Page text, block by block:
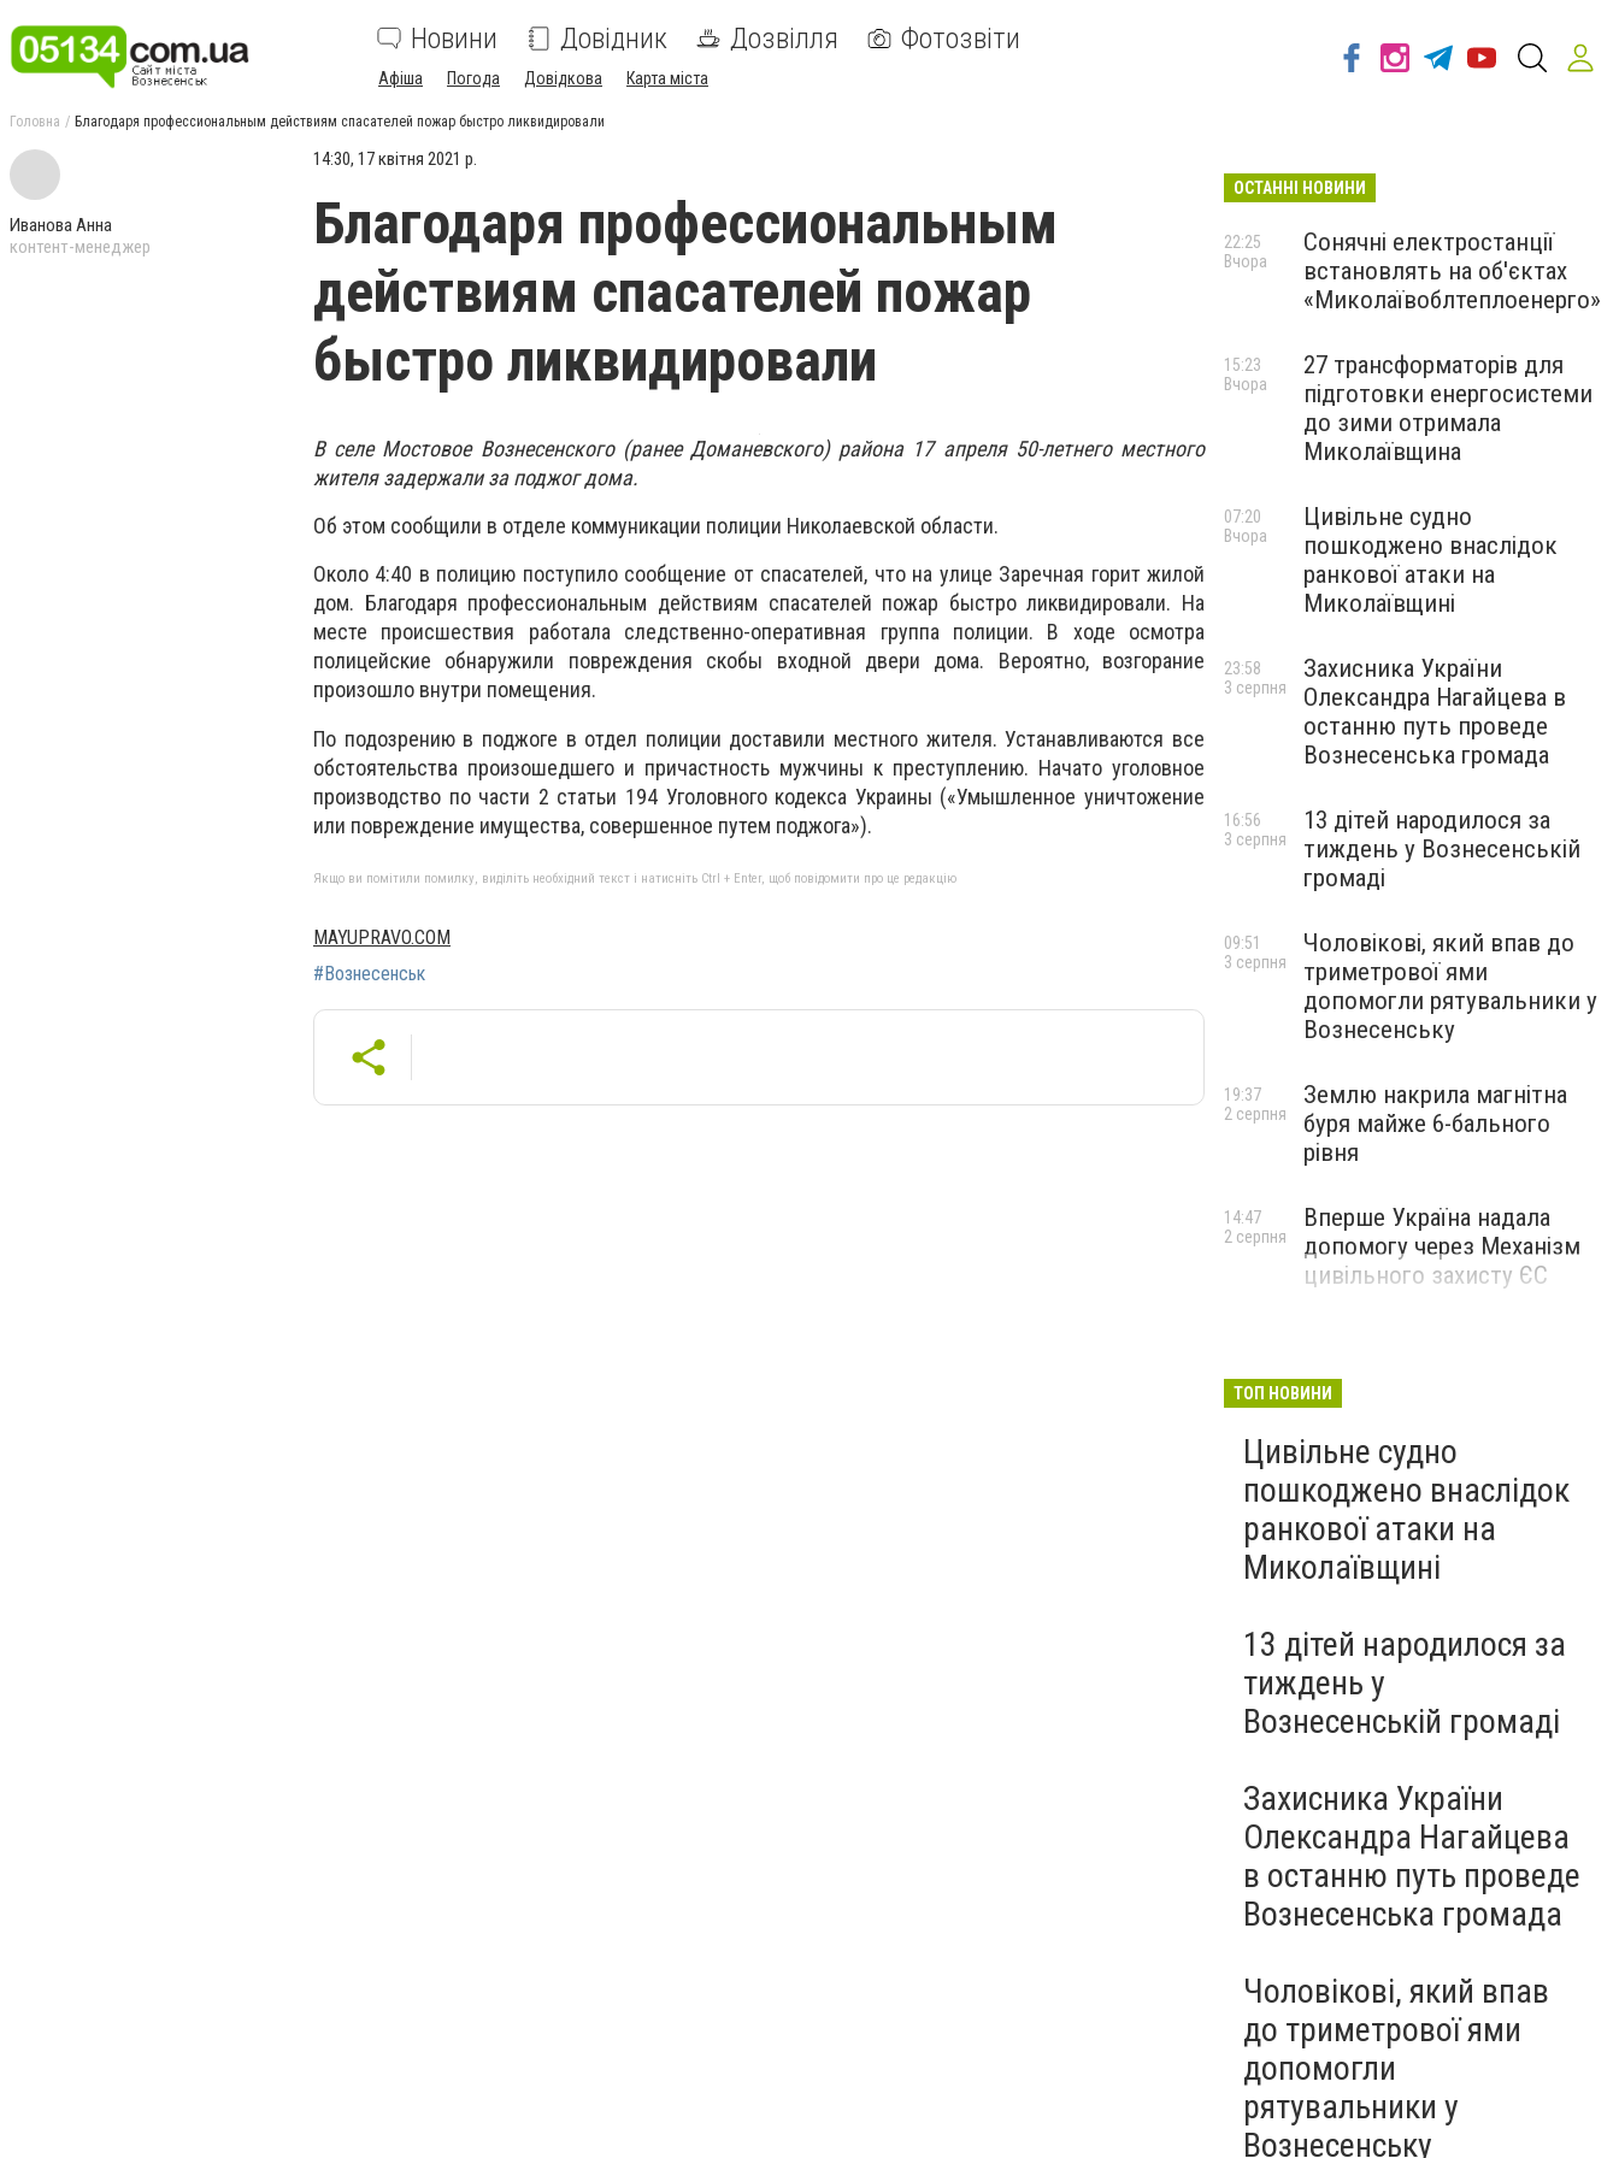
Новини Довідник Дозвілля Фотозвіти
Афіша Погода Довідкова Карта міста
Головна Благодаря профессиональным действиям спасателей пожар быстро ликвидировали
Иванова Анна
контент-менеджер
14:30, 17 квітня 2021 р.
Благодаря профессиональным
действиям спасателей пожар
быстро ликвидировали
В селе Мостовое Вознесенского (ранее Доманевского) района 17 апреля 50-летнего местного
жителя задержали за поджог дома.
Об этом сообщили в отделе коммуникации полиции Николаевской области.
Около 4:40 в полицию поступило сообщение от спасателей, что на улице Заречная горит жилой
дом. Благодаря профессиональным действиям спасателей пожар быстро ликвидировали. На
месте происшествия работала следственно-оперативная группа полиции. В ходе осмотра
полицейские обнаружили повреждения скобы входной двери дома. Вероятно, возгорание
произошло внутри помещения.
По подозрению в поджоге в отдел полиции доставили местного жителя. Устанавливаются все
обстоятельства произошедшего и причастность мужчины к преступлению. Начато уголовное
производство по части 2 статьи 194 Уголовного кодекса Украины («Умышленное уничтожение
или повреждение имущества, совершенное путем поджога»).
Якщо ви помітили помилку, виділіть необхідний текст і натисніть Ctrl + Enter, щоб повідомити про це редакцію
MAYUPRAVO.COM
#Вознесенськ
ОСТАННІ НОВИНИ
Сонячні електростанції
встановлять на об'єктах
«Миколаївоблтеплоенерго»
22:25
Вчора
27 трансформаторів для
підготовки енергосистеми
до зими отримала
Миколаївщина
15:23
Вчора
Цивільне судно
пошкоджено внаслідок
ранкової атаки на
Миколаївщині
07:20
Вчора
Захисника України
Олександра Нагайцева в
останню путь проведе
Вознесенська громада
23:58
3 серпня
13 дітей народилося за
тиждень у Вознесенській
громаді
16:56
3 серпня
Чоловікові, який впав до
триметрової ями
допомогли рятувальники у
Вознесенську
09:51
3 серпня
Землю накрила магнітна
буря майже 6-бального
рівня
19:37
2 серпня
Вперше Україна надала
допомогу через Механізм
цивільного захисту ЄС
14:47
2 серпня
ТОП НОВИНИ
Цивільне судно
пошкоджено внаслідок
ранкової атаки на
Миколаївщині
13 дітей народилося за
тиждень у
Вознесенській громаді
Захисника України
Олександра Нагайцева
в останню путь проведе
Вознесенська громада
Чоловікові, який впав
до триметрової ями
допомогли
рятувальники у
Вознесенську